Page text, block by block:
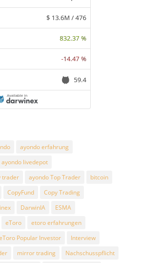
ayondo erfahrung
ayondo livedepot
trader
ayondo Top Trader
bitcoin
CopyFund
Copy Trading
DarwinIA
ESMA
eToro
etoro erfahrungen
Popular Investor
Interview
mirror trading
Nachschusspflicht